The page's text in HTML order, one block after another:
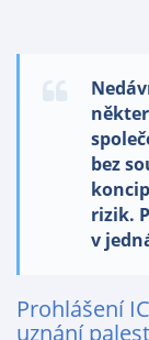
bez
rizik.
v
Prohlášení
uznání